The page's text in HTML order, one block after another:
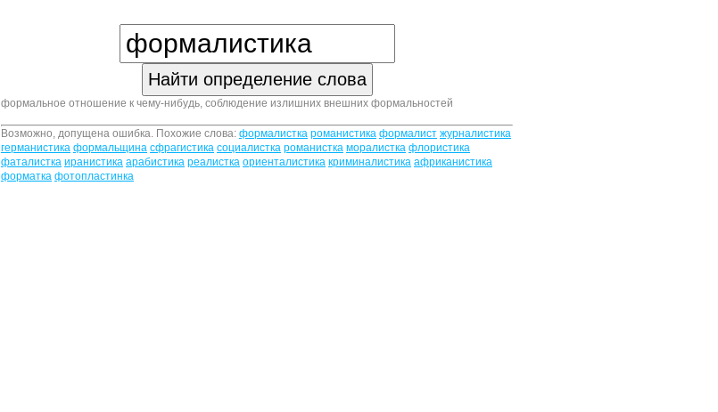
формальное отношение к чему-нибудь, соблюдение излишних внешних формальностей
Возможно, допущена ошибка. Похожие слова: формалистка романистика формалист журналистика
германистика формальщина сфрагистика социалистка романистка моралистка флористика
фаталистка иранистика арабистика реалистка ориенталистика криминалистика африканистика
форматка фотопластинка